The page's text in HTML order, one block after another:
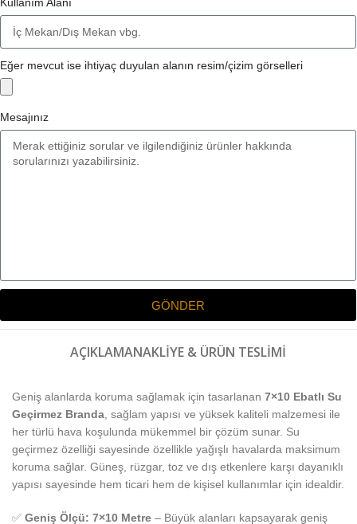
Eğer mevcut ise ihtiyaç duyulan alanın resim/çizim görselleri
Mesajınız
GÖNDER
AÇIKLAMANAKLIYE & ÜRÜN TESLIMI
Geniş alanlarda koruma sağlamak için tasarlanan 7×10 Ebatlı Su
Geçirmez Branda , sağlam yapısı ve yüksek kaliteli malzemesi ile
her türlü hava koşulunda mükemmel bir çözüm sunar. Su
geçirmez özelliği sayesinde özellikle yağışlı havalarda maksimum
koruma sağlar. Güneş, rüzgar, toz ve dış etkenlere karşı dayanıklı
yapısı sayesinde hem ticari hem de kişisel kullanımlar için idealdir.
✅ Geniş Ölçü: 7×10 Metre – Büyük alanları kapsayarak geniş